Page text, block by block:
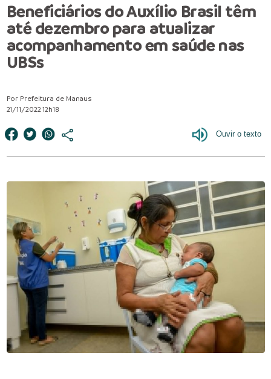
Beneficiários do Auxílio Brasil têm
até dezembro para atualizar
acompanhamento em saúde nas
UBSs
Por Prefeitura de Manaus
21/11/2022 12h18